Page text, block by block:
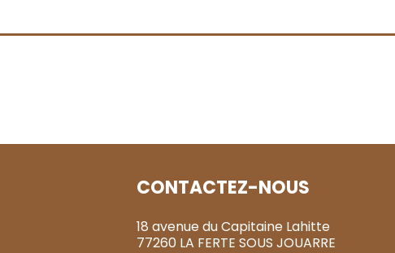
CONTACTEZ-NOUS
18 avenue du Capitaine Lahitte
77260 LA FERTE SOUS JOUARRE